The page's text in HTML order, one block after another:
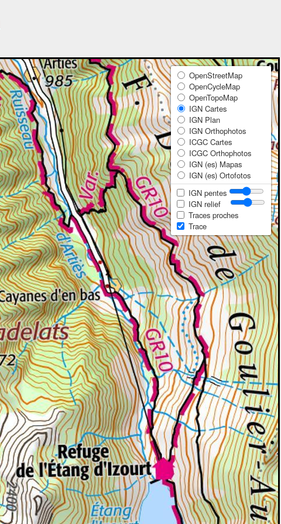
OpenStreetMap
OpenCycleMap
OpenTopoMap
IGN Cartes
IGN Plan
IGN Orthophotos
ICGC Cartes
ICGC Orthophotos
IGN (es) Mapas
IGN (es) Ortofotos
IGN pentes
IGN relief
Traces proches
Trace